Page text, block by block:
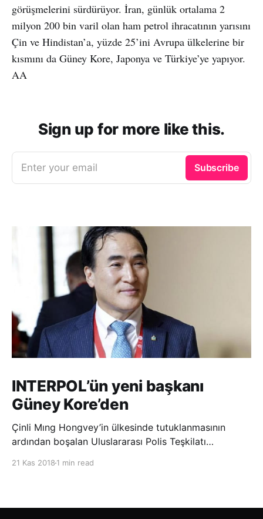
görüşmelerini sürdürüyor. İran, günlük ortalama 2
milyon 200 bin varil olan ham petrol ihracatının yarısını
Çin ve Hindistan’a, yüzde 25’ini Avrupa ülkelerine bir
kısmını da Güney Kore, Japonya ve Türkiye’ye yapıyor.
AA
Sign up for more like this.
Enter your email Subscribe
INTERPOL’ün yeni başkanı
Güney Kore’den
Çinli Mıng Hongvey’in ülkesinde tutuklanmasının
ardından boşalan Uluslararası Polis Teşkilatı
21 Kas 2018 1 min read